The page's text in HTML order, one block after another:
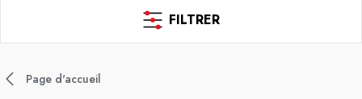
FILTRER
Page d'accueil